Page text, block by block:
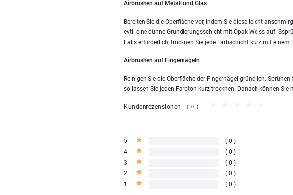
Airbrushen auf Metall und Glas
Bereiten Sie die Oberfläche vor, indem Sie diese leicht
evtl. eine dünne Grundierungsschicht mit Opak Weiss auf.
Falls erforderlich, trocknen Sie jede Farbschicht kurz mit
Airbrushen auf Fingernägeln
Reinigen Sie die Oberfläche der Fingernägel gründlich.
so lassen Sie jeden Farbton kurz trocknen. Danach können Sie
Kundenrezensionen (0)
5
0
4
0
3
0
2
0
1
0